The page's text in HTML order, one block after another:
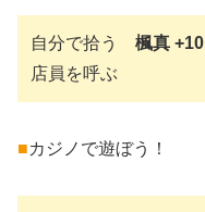
自分で拾う 楓真 +10
店員を呼ぶ
■カジノで遊ぼう！